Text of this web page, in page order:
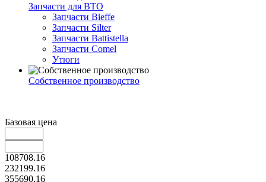
Запчасти для ВТО
Запчасти Bieffe
Запчасти Silter
Запчасти Battistella
Запчасти Comel
Утюги
Собственное производство
Базовая цена
108708.16
232199.16
355690.16